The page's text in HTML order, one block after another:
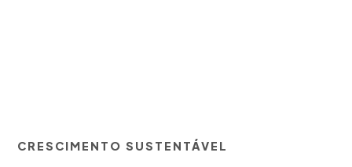
CRESCIMENTO SUSTENTÁVEL